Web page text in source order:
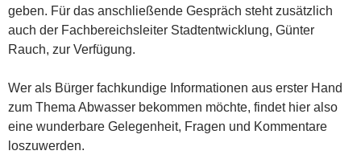
geben. Für das anschließende Gespräch steht zusätzlich
auch der Fachbereichsleiter Stadtentwicklung, Günter
Rauch, zur Verfügung.
Wer als Bürger fachkundige Informationen aus erster Hand
zum Thema Abwasser bekommen möchte, findet hier also
eine wunderbare Gelegenheit, Fragen und Kommentare
loszuwerden.